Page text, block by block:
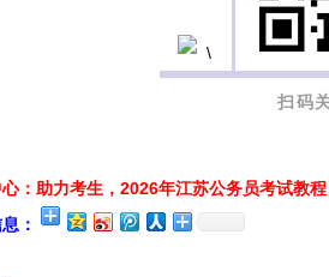
扫码
：助力考生，2026年江苏公务员考试教程
：